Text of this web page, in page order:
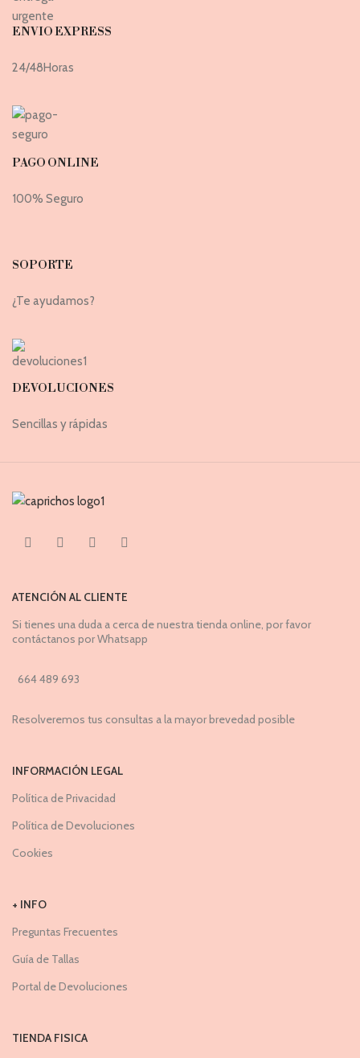
ENVIO EXPRESS
24/48Horas
PAGO ONLINE
100% Seguro
SOPORTE
¿Te ayudamos?
DEVOLUCIONES
Sencillas y rápidas
ATENCIÓN AL CLIENTE
Si tienes una duda a cerca de nuestra tienda online, por favor
contáctanos por Whatsapp
664 489 693
Resolveremos tus consultas a la mayor brevedad posible
INFORMACIÓN LEGAL
Política de Privacidad
Política de Devoluciones
Cookies
+ INFO
Preguntas Frecuentes
Guía de Tallas
Portal de Devoluciones
TIENDA FISICA